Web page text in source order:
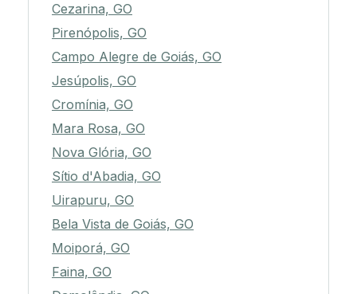
Cezarina, GO
Pirenópolis, GO
Campo Alegre de Goiás, GO
Jesúpolis, GO
Cromínia, GO
Mara Rosa, GO
Nova Glória, GO
Sítio d'Abadia, GO
Uirapuru, GO
Bela Vista de Goiás, GO
Moiporá, GO
Faina, GO